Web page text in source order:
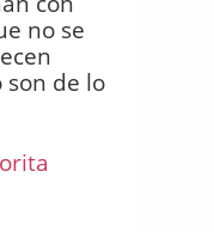
no se
son de lo